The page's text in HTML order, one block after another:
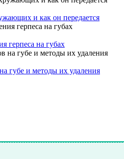
и как он передается
герпеса на губах
губе и методы их удаления